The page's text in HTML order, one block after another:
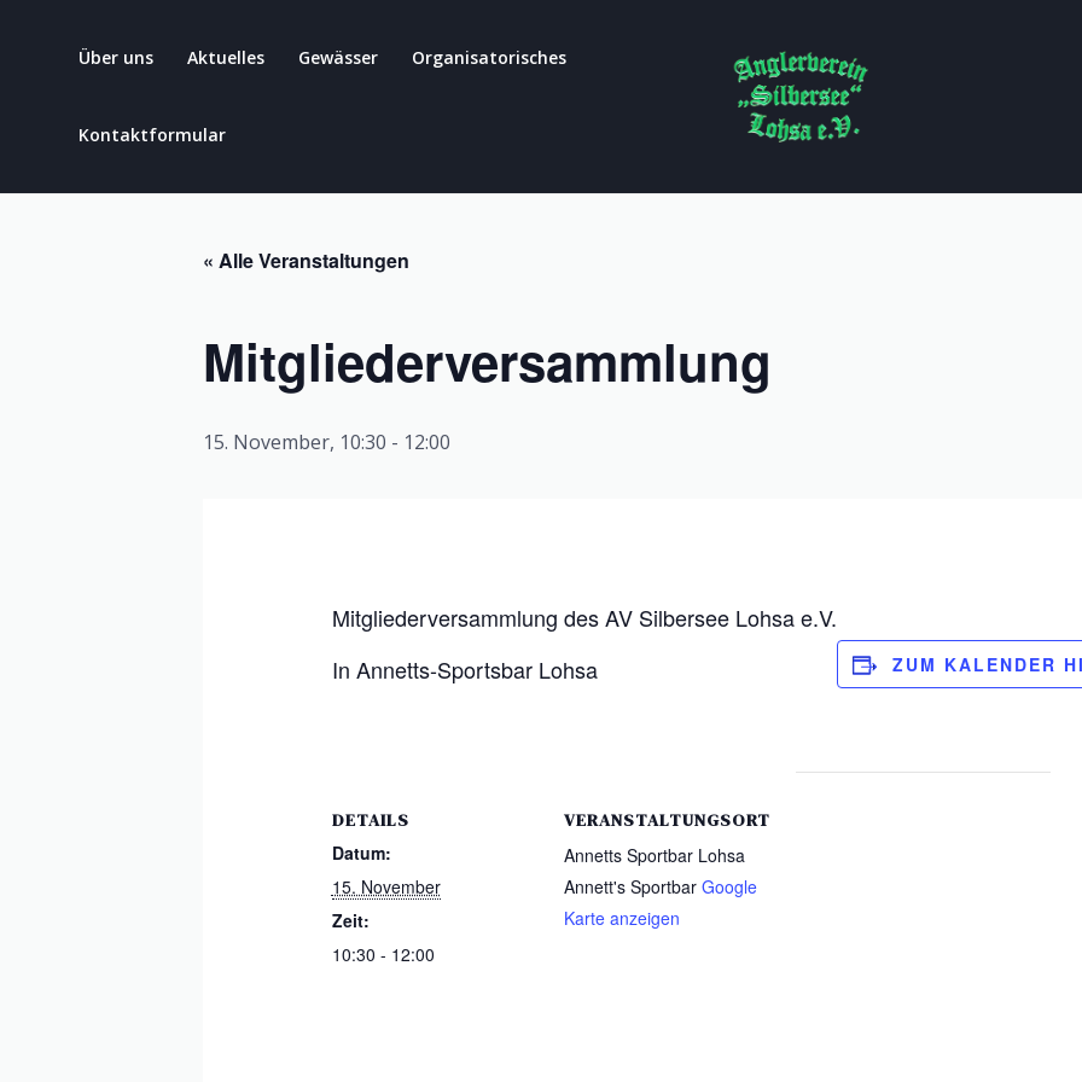
Über uns Aktuelles Gewässer Organisatorisches
Kontaktformular
« Alle Veranstaltungen
Mitgliederversammlung
15. November, 10:30 - 12:00
Mitgliederversammlung des AV Silbersee Lohsa e.V.
In Annetts-Sportsbar Lohsa
ZUM KALENDER
DETAILS
Datum:
15. November
Zeit:
10:30 - 12:00
VERANSTALTUNGSORT
Annetts Sportbar Lohsa
Annett's Sportbar Google
Karte anzeigen